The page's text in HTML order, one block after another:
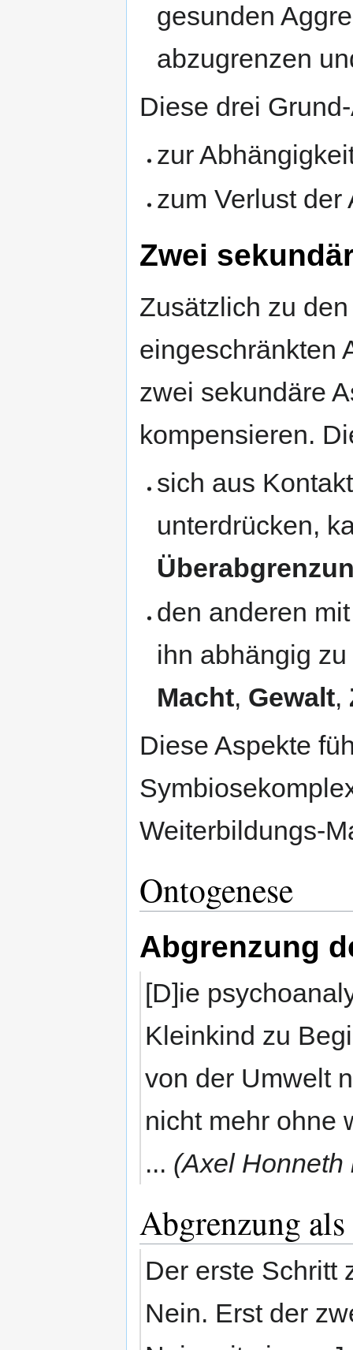
gesunden
abzugrenzen
Diese drei
zur
zum Verlust
Zwei
Zusätzlich zu
eingeschränkten
zwei sekundäre
kompensieren.
sich aus
unterdrücken,
den anderen
ihn abhängig
Macht, Gewalt,
Diese Aspekte
Weiterbildungs-
Ontogenese
Abgrenzung
[D]ie
Kleinkind zu
von der Umwelt
nicht mehr ohne
... (Axel Honneth
Abgrenzung
Der erste Schritt
Nein. Erst der